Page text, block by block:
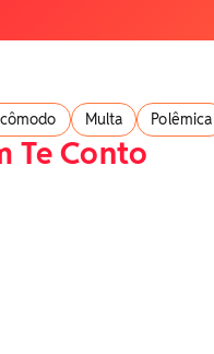
Multa Polêmica
Te Conto